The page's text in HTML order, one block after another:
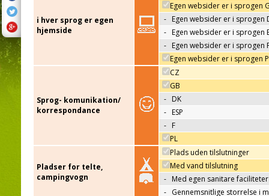
i hver sprog er egen
hjemside
Egen websider er i sprogen
- Egen websider er i sprogen
- Egen websider er i sprogen
- Egen websider er i sprogen
Egen websider er i sprogen
Sprog- komunikation/
korrespondance
CZ
GB
- DK
- ESP
- F
PL
Pladser for telte,
campingvogn
Plads uden tilslutninger
Med vand tilslutning
- Med egen sanitare faciliteter
- Gennemsnitlige storrelse i